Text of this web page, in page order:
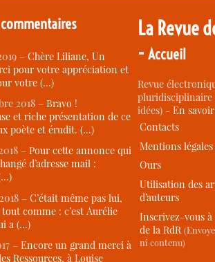
–Chère Liliane, Un
pour votre appréciation et
votre (…)
2018 –Bravo !
et riche présentation de ce
poète et érudit. (…)
–Pour cette annonce qui
d’adresse mail :
–C’était même pas lui,
tout comme : c’est Aurélie
a (…)
–Encore un grand merci à
Ressources, à Louise
La Revue
-Accueil
Revue
idées) -En
Contacts
Mentions légales
Ours
Utilisation des
d’auteurs
Inscrivez-vous
de la RdR
ni contenu)